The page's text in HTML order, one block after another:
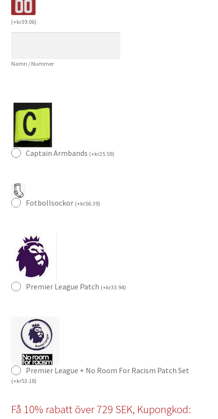
Newcastle
United
Tredjetröja
Livramento
(+
Korta
byxor)
mängd
(+kr39.06)
Namn / Nummer
Captain Armbands (+kr25.59)
Fotbollsockor (+kr56.39)
Premier League Patch (+kr33.94)
Premier League + No Room For Racism Patch Set
(+kr53.18)
Få 10% rabatt över 729 SEK, Kupongkod: